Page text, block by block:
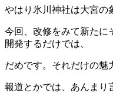
やはり氷川神社は大宮の
今回、改修をみて新たに
開発するだけでは、
だめです。それだけの魅
報道とかでは、あんまり